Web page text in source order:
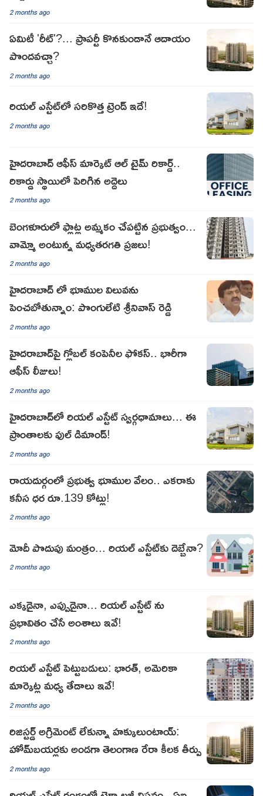
2 months ago
ఏమిటీ 'రీట్'?... ప్రాపర్టీ కొనకుండానే ఆదాయం
పొందవచ్చా?
2 months ago
రియల్ ఎస్టేట్‌లో సరికొత్త ట్రెండ్ ఇదే!
2 months ago
హైదరాబాద్ ఆఫీస్ మార్కెట్ ఆల్ టైమ్ రికార్డ్..
రికార్డు స్థాయిలో పెరిగిన అద్దెలు
2 months ago
బెంగళూరులో ఫ్లాట్ల అమ్మకం చేపట్టిన ప్రభుత్వం...
వామ్మో అంటున్న మధ్యతరగతి ప్రజలు!
2 months ago
హైదరాబాద్ లో భూముల విలువను
పెంచబోతున్నాం: పొంగులేటి శ్రీనివాస్ రెడ్డి
2 months ago
హైదరాబాద్‌పై గ్లోబల్ కంపెనీల ఫోకస్.. భారీగా
ఆఫీస్ లీజులు!
2 months ago
హైదరాబాద్‌లో రియల్ ఎస్టేట్ స్వర్గధామాలు... ఈ
ప్రాంతాలకు ఫుల్ డిమాండ్!
2 months ago
రాయదుర్గంలో ప్రభుత్వ భూముల వేలం.. ఎకరాకు
కనీస ధర రూ.139 కోట్లు!
2 months ago
మోదీ పొదుపు మంత్రం... రియల్ ఎస్టేట్‌కు దెబ్బేనా?
2 months ago
ఎక్కడైనా, ఎప్పుడైనా... రియల్ ఎస్టేట్ ను
ప్రభావితం చేసే అంశాలు ఇవే!
2 months ago
రియల్ ఎస్టేట్ పెట్టుబడులు: భారత్, అమెరికా
మార్కెట్ల మధ్య తేడాలు ఇవే!
2 months ago
రిజిస్టర్డ్ అగ్రిమెంట్ లేకున్నా హక్కులుంటాయ్:
హోమ్‌బయర్లకు అండగా తెలంగాణ రేరా కీలక తీర్పు
2 months ago